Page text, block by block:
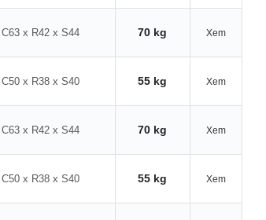
C63 x R42 x S44 70 kg Xem
C50 x R38 x S40 55 kg Xem
C63 x R42 x S44 70 kg Xem
C50 x R38 x S40 55 kg Xem